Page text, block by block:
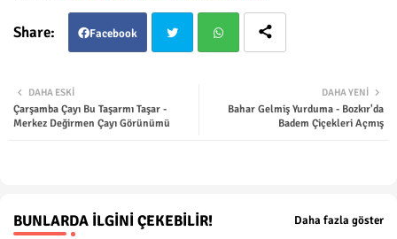
Facebook
ter tsap
DAHA YENI
Bahar Gelmiş Yurduma - Bozkır'da
Badem Çiçekleri Açmış
DAHA ESKI
Çarşamba Çayı Bu Taşarmı Taşar -
Merkez Değirmen Çayı Görünümü
BUNLARDA İLGINI ÇEKEBILIR! Daha fazla göster